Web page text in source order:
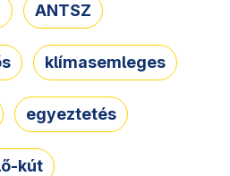
ANTSZ
klímasemleges
egyeztetés
kút